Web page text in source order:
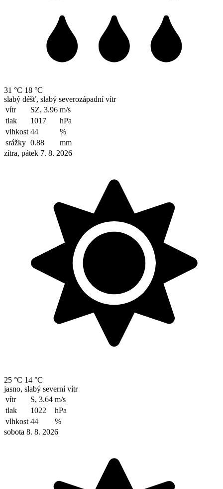
31 °C 18 °C
slabý déšť, slabý severozápadní vítr
vítr
SZ, 3.96 m/s
tlak
1017
hPa
vlhkost 44
%
srážky 0.88
mm
zítra, pátek 7. 8. 2026
25 °C 14 °C
jasno, slabý severní vítr
vítr
S, 3.64 m/s
tlak
1022
hPa
vlhkost 44
%
sobota 8. 8. 2026